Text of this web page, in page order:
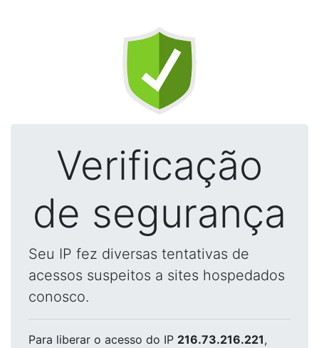
Verificação
de segurança
Seu IP fez diversas tentativas de
acessos suspeitos a sites hospedados
conosco.
Para liberar o acesso do IP 216.73.216.221,